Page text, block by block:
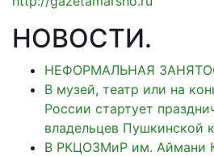
НОВОСТИ.
НЕФОРМАЛЬНАЯ
В музей, театр или на
России стартует
владельцев Пушкинской
В РКЦОЗМиР им. Аймани